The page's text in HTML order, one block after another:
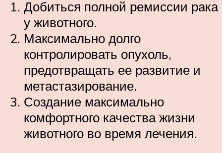
Добиться полной ремиссии рака
у животного.
Максимально долго
контролировать опухоль,
предотвращать ее развитие и
метастазирование.
Создание максимально
комфортного качества жизни
животного во время лечения.